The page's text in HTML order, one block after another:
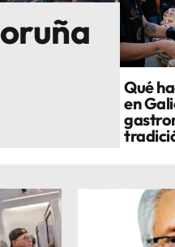
Qué
en